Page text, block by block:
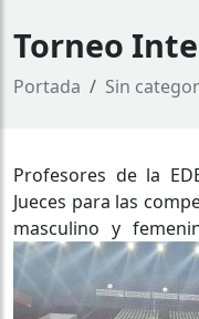
Torneo
Portada Sin
Profesores de la
Jueces para las
masculino y